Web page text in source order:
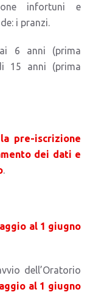
infortuni e
i pranzi.
6 anni (prima
15 anni (prima
pre-iscrizione
dei dati e
.
al 1 giugno
dell’Oratorio
al 1 giugno